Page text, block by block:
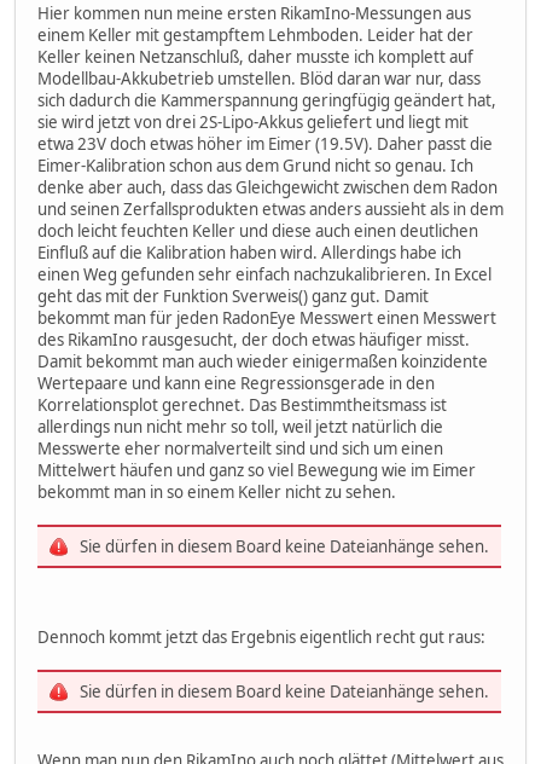
Wire.beginTransmission(HYT939_ADDR); // transmit to
Wire.endTransmission(); // stop transmitting
//100ms warten
delay(100);
//4 Bytes vom Sensor lesen
Wire.requestFrom(HYT939_ADDR, 4,true);
i=0;
while(Wire.available()) {
char c = Wire.read(); // receive a byte as character
buffer[i]=c;
i++;
}
//Rohdaten aus Puffer lesen
traw=buffer[2]*256+buffer[3];
hraw=buffer[0]*256+buffer[1];
//Daten laut Datenblatt maskieren
traw&=0xfffc;
hraw&=0x3fff;
traw=traw/4;
//Rohdaten Umrechnen
temp=(double)traw/TFACTOR;
temp=temp-TDELTA;
hum=(double)hraw/HFACTOR;
/*
Serial.print(temp);
Serial.println(hum);
//logging
DateTime now = rtc.now();
Hier kommen nun meine ersten RikamIno-Messungen aus
einem Keller mit gestampftem Lehmboden. Leider hat der
Keller keinen Netzanschluß, daher musste ich komplett auf
Modellbau-Akkubetrieb umstellen. Blöd daran war nur, dass
sich dadurch die Kammerspannung geringfügig geändert hat,
sie wird jetzt von drei 2S-Lipo-Akkus geliefert und liegt mit
etwa 23V doch etwas höher im Eimer (19.5V). Daher passt die
Eimer-Kalibration schon aus dem Grund nicht so genau. Ich
denke aber auch, dass das Gleichgewicht zwischen dem Radon
und seinen Zerfallsprodukten etwas anders aussieht als in dem
doch leicht feuchten Keller und diese auch einen deutlichen
Einfluß auf die Kalibration haben wird. Allerdings habe ich
einen Weg gefunden sehr einfach nachzukalibrieren. In Excel
geht das mit der Funktion Sverweis() ganz gut. Damit
bekommt man für jeden RadonEye Messwert einen Messwert
des RikamIno rausgesucht, der doch etwas häufiger misst.
Damit bekommt man auch wieder einigermaßen koinzidente
Wertepaare und kann eine Regressionsgerade in den
Korrelationsplot gerechnet. Das Bestimmtheitsmass ist
allerdings nun nicht mehr so toll, weil jetzt natürlich die
Messwerte eher normalverteilt sind und sich um einen
Mittelwert häufen und ganz so viel Bewegung wie im Eimer
bekommt man in so einem Keller nicht zu sehen.
Sie dürfen in diesem Board keine Dateianhänge sehen.
Dennoch kommt jetzt das Ergebnis eigentlich recht gut raus:
Sie dürfen in diesem Board keine Dateianhänge sehen.